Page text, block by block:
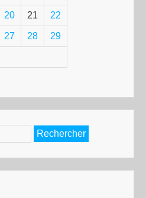
20 21 22
27 28 29